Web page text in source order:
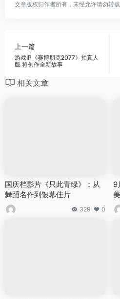
文章版权归作者所有，未经允许请勿转载
上一篇
游戏IP《赛博朋克2077》拍真人
版 将创作全新故事
相关文章
国庆档影片《只此青绿》：从
舞蹈名作到银幕佳片
329 0
9